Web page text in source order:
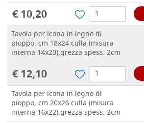
€ 10,20
Tavola per icona in legno di
pioppo, cm 18x24 culla (misura
interna 14x20),grezza spess. 2cm
€ 12,10
Tavola per icona in legno di
pioppo, cm 20x26 culla (misura
interna 16x22),grezza spess. 2cm